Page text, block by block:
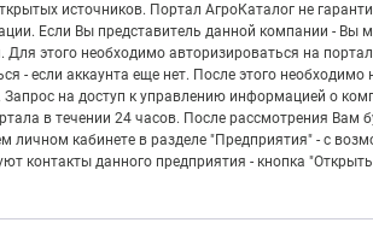
источников. Портал АгроКаталог не
Если Вы представитель данной компании - Вы
этого необходимо авторизироваться на
- если аккаунта еще нет. После этого необходимо
Запрос на доступ к управлению информацией о
в течении 24 часов. После рассмотрения Вам
личном кабинете в разделе "Предприятия" - с
контакты данного предприятия - кнопка